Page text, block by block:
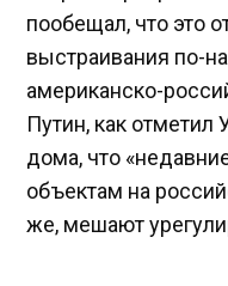
пообещал, что это
выстраивания по-
американско-
Путин, как отметил
дома, что
объектам на
же, мешают